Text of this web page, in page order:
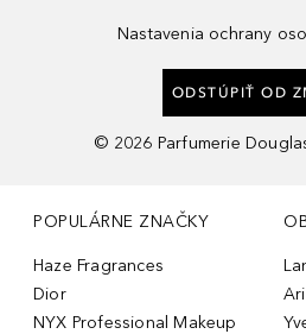
Nastavenia ochrany
ODSTÚPIŤ OD
© 2026 Parfumerie
POPULÁRNE ZNAČKY
Haze Fragrances
Dior
NYX Professional Makeup